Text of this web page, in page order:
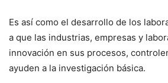
Es así como el desarrollo de los
a que las industrias, empresas y
innovación en sus procesos,
ayuden a la investigación básica.